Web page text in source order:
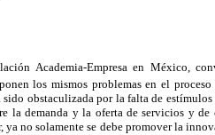
Academia-Empresa en México,
los mismos problemas en el
obstaculizada por la falta de
la demanda y la oferta de servicios y de
ya no solamente se debe promover la